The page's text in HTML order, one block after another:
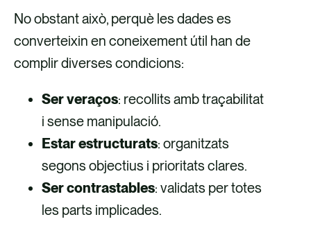
No obstant això, perquè les dades es
converteixin en coneixement útil han de
complir diverses condicions:
Ser veraços: recollits amb traçabilitat
i sense manipulació.
Estar estructurats: organitzats
segons objectius i prioritats clares.
Ser contrastables: validats per totes
les parts implicades.